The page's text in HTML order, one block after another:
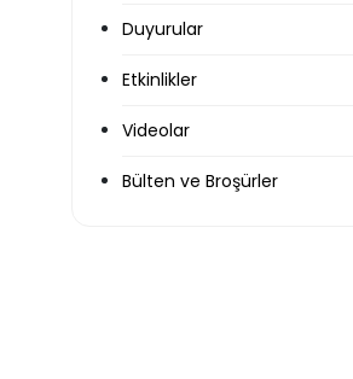
Duyurular
Etkinlikler
Videolar
Bülten ve Broşürler